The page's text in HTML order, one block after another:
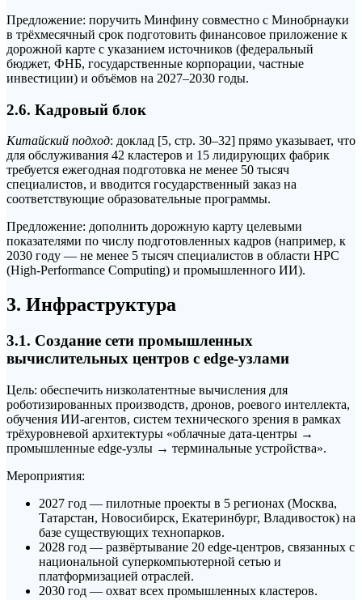
Предложение: поручить Минфину совместно с Минобрнауки
в трёхмесячный срок подготовить финансовое приложение к
дорожной карте с указанием источников (федеральный
бюджет, ФНБ, государственные корпорации, частные
инвестиции) и объёмов на 2027–2030 годы.
2.6. Кадровый блок
Китайский подход: доклад [5, стр. 30–32] прямо указывает, что
для обслуживания 42 кластеров и 15 лидирующих фабрик
требуется ежегодная подготовка не менее 50 тысяч
специалистов, и вводится государственный заказ на
соответствующие образовательные программы.
Предложение: дополнить дорожную карту целевыми
показателями по числу подготовленных кадров (например, к
2030 году — не менее 5 тысяч специалистов в области HPC
(High-Performance Computing) и промышленного ИИ).
3. Инфраструктура
3.1. Создание сети промышленных
вычислительных центров с edge-узлами
Цель: обеспечить низколатентные вычисления для
роботизированных производств, дронов, роевого интеллекта,
обучения ИИ-агентов, систем технического зрения в рамках
трёхуровневой архитектуры «облачные дата-центры →
промышленные edge-узлы → терминальные устройства».
Мероприятия:
2027 год — пилотные проекты в 5 регионах (Москва,
Татарстан, Новосибирск, Екатеринбург, Владивосток) на
базе существующих технопарков.
2028 год — развёртывание 20 edge-центров, связанных с
национальной суперкомпьютерной сетью и
платформизацией отраслей.
2030 год — охват всех промышленных кластеров.